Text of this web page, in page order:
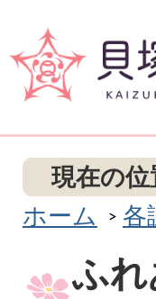
現在の位
ホーム
各
ふ